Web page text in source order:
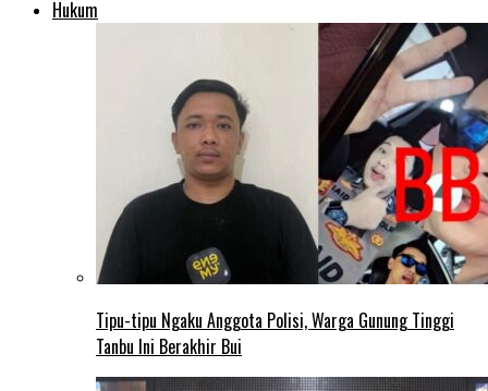
Hukum
Tipu-tipu Ngaku Anggota Polisi, Warga Gunung Tinggi
Tanbu Ini Berakhir Bui